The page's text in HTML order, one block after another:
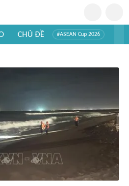
CHỦ ĐỀ #ASEAN Cup 2026